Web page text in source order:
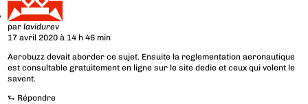
parlavidurev
17 avril 2020 à 14 h 46 min
Aerobuzz devait aborder ce sujet. Ensuite la reglementation aeronautique
est consultable gratuitement en ligne sur le site dedie et ceux qui volent le
savent.
⮑ Répondre